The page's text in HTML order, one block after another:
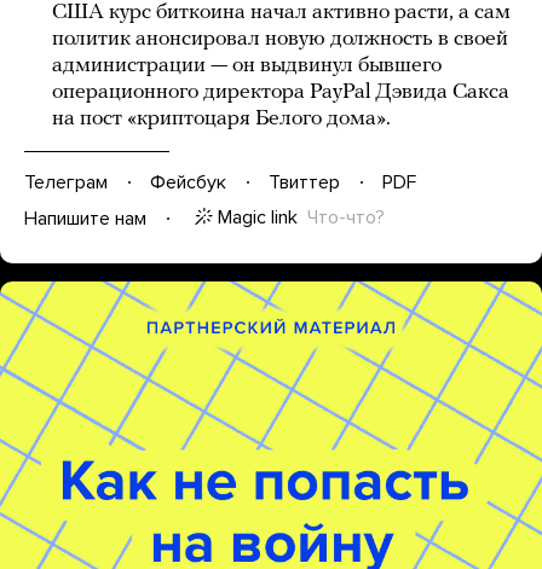
США курс биткоина начал активно расти, а сам
политик анонсировал новую должность в своей
администрации — он выдвинул бывшего
операционного директора PayPal Дэвида Сакса
на пост «криптоцаря Белого дома».
Телеграм Фейсбук Твиттер
PDF
Напишите нам
Magic link Что-что?